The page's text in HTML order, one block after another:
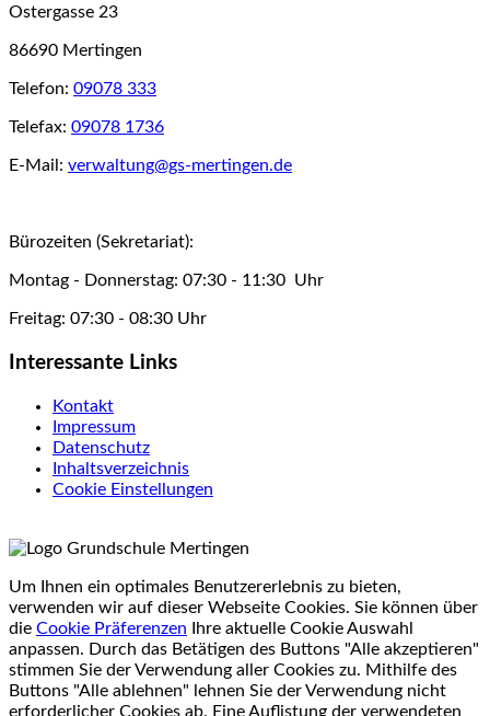
Ostergasse 23
86690 Mertingen
Telefon: 09078 333
Telefax: 09078 1736
E-Mail: verwaltung@gs-mertingen.de
Bürozeiten (Sekretariat):
Montag - Donnerstag: 07:30 - 11:30 Uhr
Freitag: 07:30 - 08:30 Uhr
Interessante Links
Kontakt
Impressum
Datenschutz
Inhaltsverzeichnis
Cookie Einstellungen
Um Ihnen ein optimales Benutzererlebnis zu bieten,
verwenden wir auf dieser Webseite Cookies. Sie können über
die Cookie Präferenzen Ihre aktuelle Cookie Auswahl
anpassen. Durch das Betätigen des Buttons "Alle akzeptieren"
stimmen Sie der Verwendung aller Cookies zu. Mithilfe des
Buttons "Alle ablehnen" lehnen Sie der Verwendung nicht
erforderlicher Cookies ab. Eine Auflistung der verwendeten